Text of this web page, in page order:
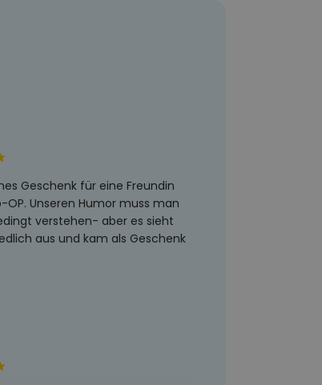
Geschenk für eine Freundin
OP. Unseren Humor muss man
verstehen- aber es sieht
aus und kam als Geschenk